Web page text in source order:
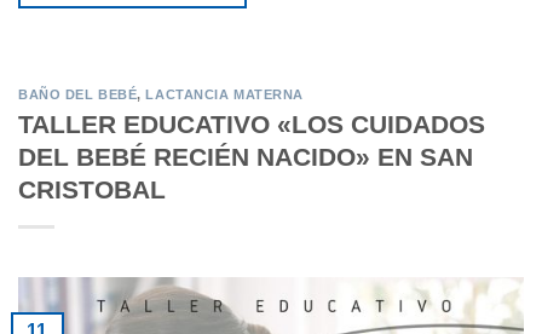
BAÑO DEL BEBÉ,LACTANCIA MATERNA
TALLER EDUCATIVO «LOS CUIDADOS
DEL BEBÉ RECIÉN NACIDO» EN SAN
CRISTOBAL